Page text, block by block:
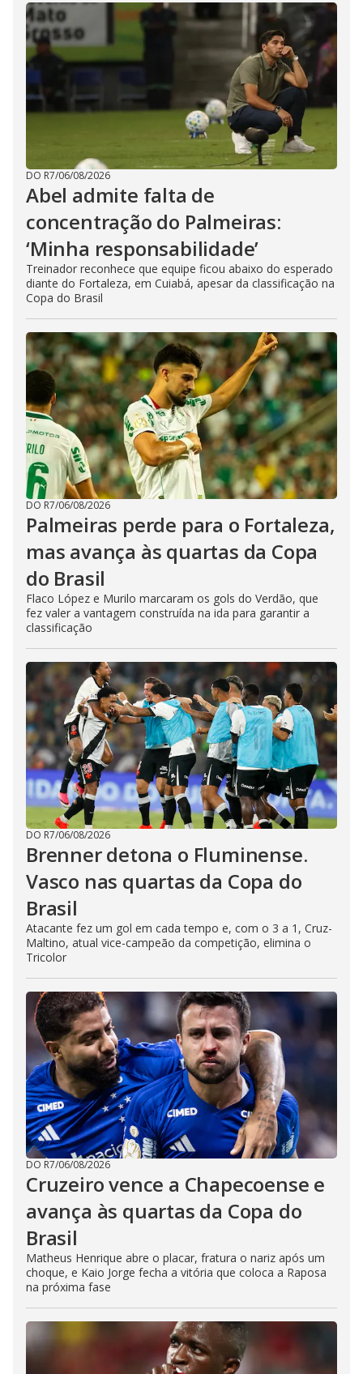
DO R7/06/08/2026
Abel admite falta de
concentração do Palmeiras:
‘Minha responsabilidade’
Treinador reconhece que equipe ficou abaixo do esperado
diante do Fortaleza, em Cuiabá, apesar da classificação na
Copa do Brasil
DO R7/06/08/2026
Palmeiras perde para o Fortaleza,
mas avança às quartas da Copa
do Brasil
Flaco López e Murilo marcaram os gols do Verdão, que
fez valer a vantagem construída na ida para garantir a
classificação
DO R7/06/08/2026
Brenner detona o Fluminense.
Vasco nas quartas da Copa do
Brasil
Atacante fez um gol em cada tempo e, com o 3 a 1, Cruz-
Maltino, atual vice-campeão da competição, elimina o
Tricolor
DO R7/06/08/2026
Cruzeiro vence a Chapecoense e
avança às quartas da Copa do
Brasil
Matheus Henrique abre o placar, fratura o nariz após um
choque, e Kaio Jorge fecha a vitória que coloca a Raposa
na próxima fase